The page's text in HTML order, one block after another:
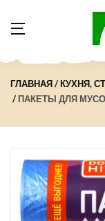
ГЛАВНАЯ КУХНЯ,
ПАКЕТЫ ДЛЯ